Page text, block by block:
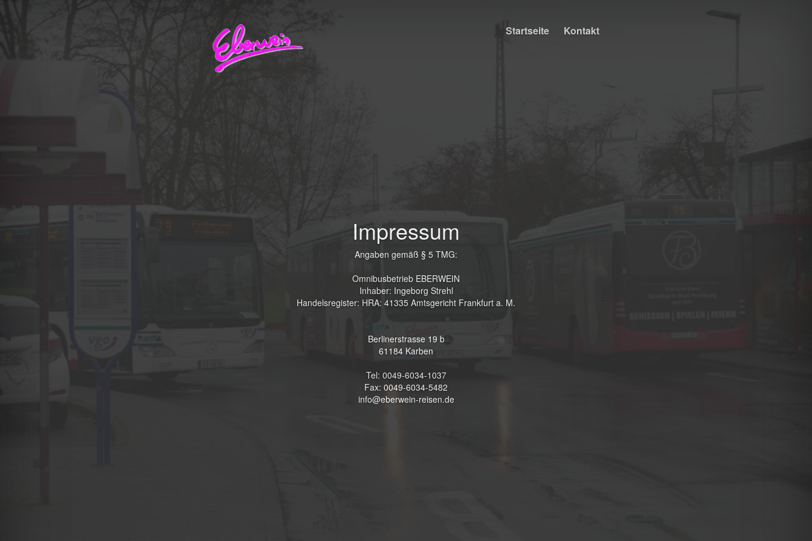
Startseite Kontakt
Impressum
Angaben gemäß § 5 TMG:
Omnibusbetrieb EBERWEIN
Inhaber: Ingeborg Strehl
Handelsregister: HRA: 41335 Amtsgericht Frankfurt a. M.
Berlinerstrasse 19 b
61184 Karben
Tel: 0049-6034-1037
Fax: 0049-6034-5482
info@eberwein-reisen.de